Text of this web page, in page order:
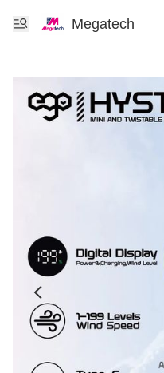
Megatech